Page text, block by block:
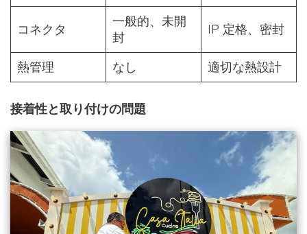
コネクタ
一般的、未開
封
IP 定格、密封
熱管理 なし 適切な熱設計
接着性と取り付けの問題